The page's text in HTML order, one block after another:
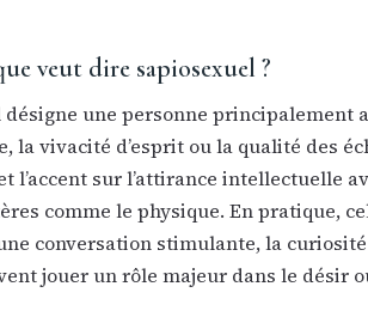
veut dire sapiosexuel ?
désigne une personne principalement
la vivacité d’esprit ou la qualité des
l’accent sur l’attirance intellectuelle
comme le physique. En pratique,
conversation stimulante, la
jouer un rôle majeur dans le désir